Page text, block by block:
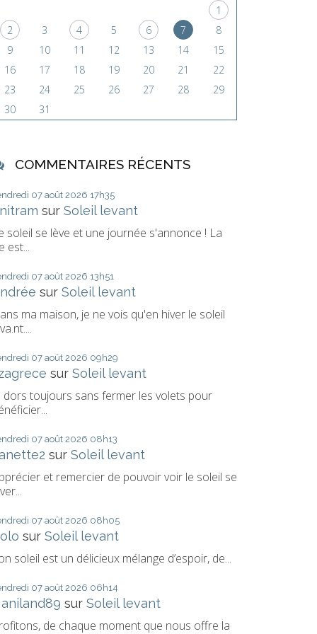
1
2
3 4 5 6 7
8
9
10 11 12 13 14
15
16
17 18 19 20 21
22
23
24 25 26 27 28
29
30
31
COMMENTAIRES RÉCENTS
07 août 2026 17h35
surSoleil levant
soleil se lève et une journée s'annonce ! La
est...
07 août 2026 13h51
surSoleil levant
ma maison, je ne vois qu'en hiver le soleil
07 août 2026 09h29
surSoleil levant
dors toujours sans fermer les volets pour
07 août 2026 08h13
surSoleil levant
et remercier de pouvoir voir le soleil se
07 août 2026 08h05
surSoleil levant
soleil est un délicieux mélange d’espoir, de...
07 août 2026 06h14
surSoleil levant
de chaque moment que nous offre la